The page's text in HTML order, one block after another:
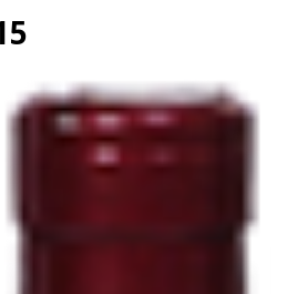
Pořádek ve skladu firmám pomáhá šetřit
Rekonstrukce staršího bytu versus koupě